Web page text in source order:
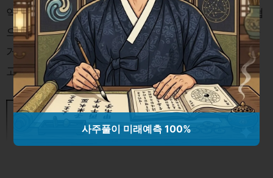
역을 변경할 수 없도록 합니다. 이는 사이버 보안 위협
으로부터 금융 정보를 보호하고, 신뢰할 수 있는 금융
거래 환경을 조성합니다. 결과적으로 금융 기관과 그
고객에게 더 나은 안전성을 제공합니다.
정관수술 후 2세 계획: 복원 수술 없
이 가능한 방법 탐구
사주풀이 미래예측 100%